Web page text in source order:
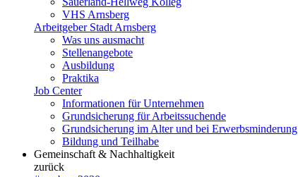
VHS Arnsberg
Arbeitgeber Stadt Arnsberg
Was uns ausmacht
Stellenangebote
Ausbildung
Praktika
Job Center
Informationen für Unternehmen
Grundsicherung für Arbeitssuchende
Grundsicherung im Alter und bei Erwerbsminderung
Bildung und Teilhabe
Gemeinschaft & Nachhaltigkeit
zurück